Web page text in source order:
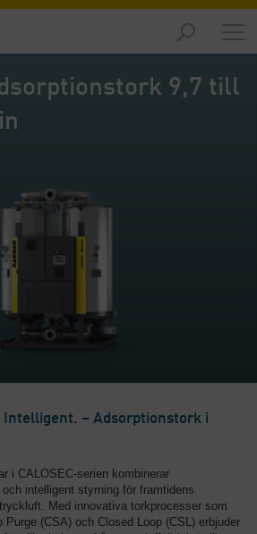
9,7 till
Intelligent. – Adsorptionstork i
i CALOSEC-serien kombinerar
intelligent styrning för framtidens
Med innovativa torkprocesser som
Purge (CSA) och Closed Loop (CSL) erbjuder